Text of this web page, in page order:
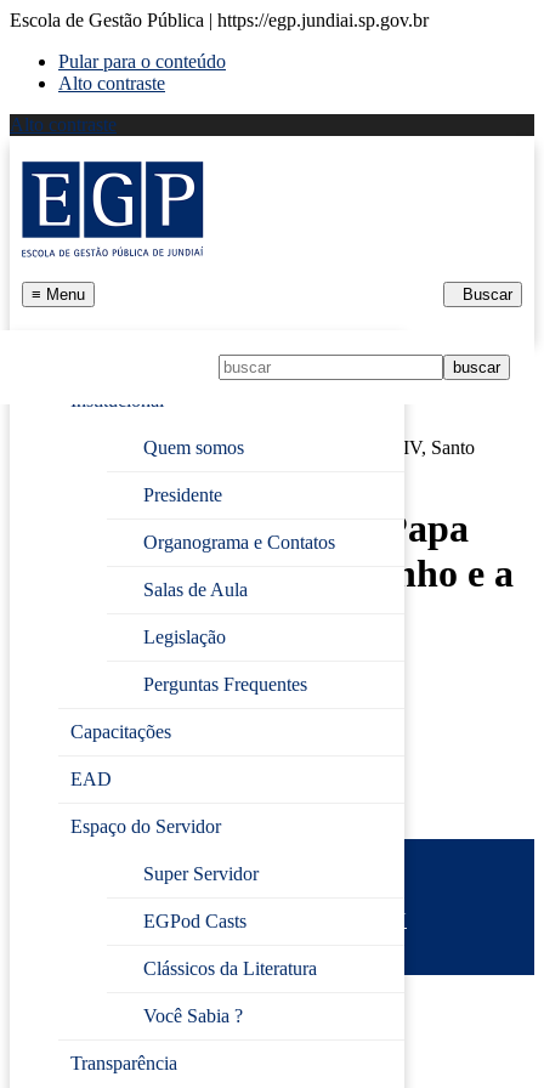
Escola de Gestão Pública | https://egp.jundiai.sp.gov.br
Pular para o conteúdo
Alto contraste
Alto contraste
≡ Menu
Institucional
Quem somos
Presidente
Organograma e Contatos
Salas de Aula
Legislação
Perguntas Frequentes
Capacitações
EAD
Espaço do Servidor
Super Servidor
EGPod Casts
Clássicos da Literatura
Você Sabia ?
Transparência
Buscar
Lançamento do livro “Papa Leão XIV, Santo
Lançamento do livro “Papa
Leão XIV, Santo Agostinho e a
Ordem Agostiniana”
Escola de Gestão Pública Desenvolvido por
CIJUN